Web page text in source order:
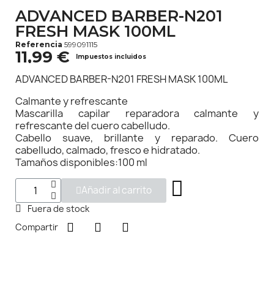
ADVANCED BARBER-N201
FRESH MASK 100ML
Referencia 599091115
11,99 € Impuestos incluidos
ADVANCED BARBER-N201 FRESH MASK 100ML
Calmante y refrescante
Mascarilla capilar reparadora calmante y
refrescante del cuero cabelludo.
Cabello suave, brillante y reparado. Cuero
cabelludo, calmado, fresco e hidratado.
Tamaños disponibles:100 ml
Añadir al carrito
Fuera de stock
Compartir